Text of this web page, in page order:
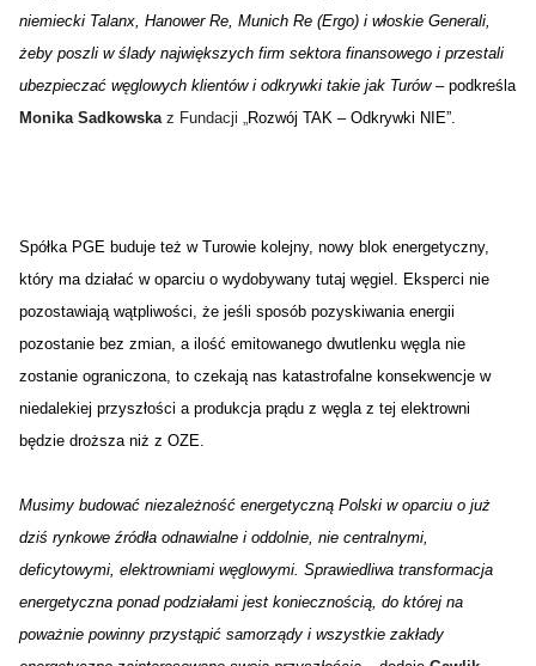
niemiecki Talanx, Hanower Re, Munich Re (Ergo) i włoskie Generali,
żeby poszli w ślady największych firm sektora finansowego i przestali
ubezpieczać węglowych klientów i odkrywki takie jak Turów
– podkreśla
Monika Sadkowska z Fundacji „Rozwój TAK – Odkrywki NIE”.
Spółka PGE buduje też w Turowie kolejny, nowy blok energetyczny,
który ma działać w oparciu o wydobywany tutaj węgiel. Eksperci nie
pozostawiają wątpliwości, że jeśli sposób pozyskiwania energii
pozostanie bez zmian, a ilość emitowanego dwutlenku węgla nie
zostanie ograniczona, to czekają nas katastrofalne konsekwencje w
niedalekiej przyszłości a produkcja prądu z węgla z tej elektrowni
będzie droższa niż z OZE.
Musimy budować niezależność energetyczną Polski w oparciu o już
dziś rynkowe źródła odnawialne i oddolnie, nie centralnymi,
deficytowymi, elektrowniami węglowymi. Sprawiedliwa transformacja
energetyczna ponad podziałami jest koniecznością, do której na
poważnie powinny przystąpić samorządy i wszystkie zakłady